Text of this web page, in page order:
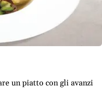
un piatto con gli avanzi